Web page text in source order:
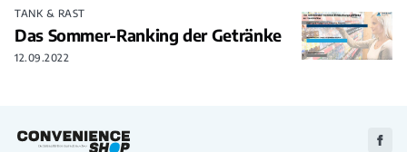
TANK & RAST
Das Sommer-Ranking der Getränke
12.09.2022
Zu